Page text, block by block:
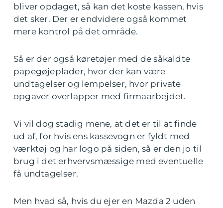
bliver opdaget, så kan det koste kassen, hvis
det sker. Der er endvidere også kommet
mere kontrol på det område.
Så er der også køretøjer med de såkaldte
papegøjeplader, hvor der kan være
undtagelser og lempelser, hvor private
opgaver overlapper med firmaarbejdet.
Vi vil dog stadig mene, at det er til at finde
ud af, for hvis ens kassevogn er fyldt med
værktøj og har logo på siden, så er den jo til
brug i det erhvervsmæssige med eventuelle
få undtagelser.
Men hvad så, hvis du ejer en Mazda 2 uden